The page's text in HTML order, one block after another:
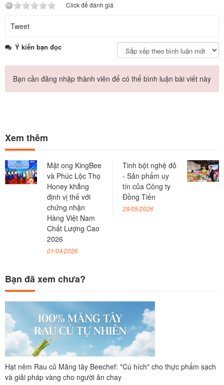
Click để đánh giá
Tweet
Ý kiến bạn đọc
Bạn cần đăng nhập thành viên để có thể bình luận bài viết này
Xem thêm
Mật ong KingBee
và Phúc Lộc Thọ
Honey khẳng
định vị thế với
chứng nhận
Hàng Việt Nam
Chất Lượng Cao
2026
01/04/2026
Tinh bột nghệ đỏ
- Sản phẩm uy
tín của Công ty
Đồng Tiến
28/05/2026
Bạn đã xem chưa?
Hạt nêm Rau củ Măng tây Beechef: "Cú hích" cho thực phẩm sạch
và giải pháp vàng cho người ăn chay